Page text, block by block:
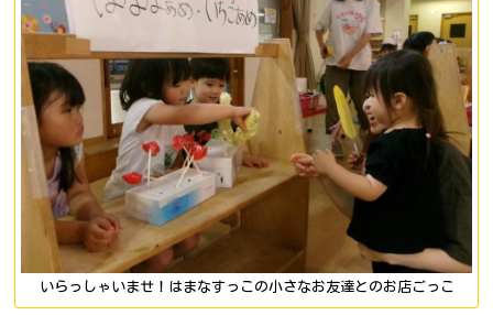
いらっしゃいませ！はまなすっこの小さなお友達とのお店ごっこ